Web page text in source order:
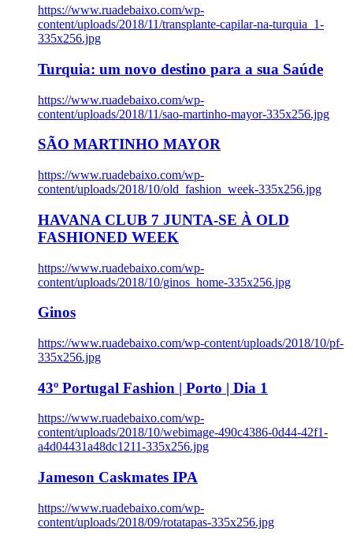
https://www.ruadebaixo.com/wp-
content/uploads/2018/11/transplante-capilar-na-turquia_1-
335x256.jpg
Turquia: um novo destino para a sua Saúde
https://www.ruadebaixo.com/wp-
content/uploads/2018/11/sao-martinho-mayor-335x256.jpg
SÃO MARTINHO MAYOR
https://www.ruadebaixo.com/wp-
content/uploads/2018/10/old_fashion_week-335x256.jpg
HAVANA CLUB 7 JUNTA-SE À OLD
FASHIONED WEEK
https://www.ruadebaixo.com/wp-
content/uploads/2018/10/ginos_home-335x256.jpg
Ginos
https://www.ruadebaixo.com/wp-content/uploads/2018/10/pf-
335x256.jpg
43º Portugal Fashion | Porto | Dia 1
https://www.ruadebaixo.com/wp-
content/uploads/2018/10/webimage-490c4386-0d44-42f1-
a4d04431a48dc1211-335x256.jpg
Jameson Caskmates IPA
https://www.ruadebaixo.com/wp-
content/uploads/2018/09/rotatapas-335x256.jpg